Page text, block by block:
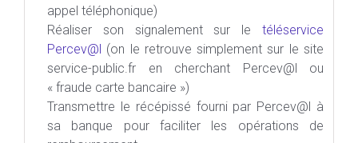
appel téléphonique)
Réaliser son signalement sur le téléservice
Percev@l (on le retrouve simplement sur le site
service-public.fr en cherchant Percev@l ou
« fraude carte bancaire »)
Transmettre le récépissé fourni par Percev@l à
sa banque pour faciliter les opérations de